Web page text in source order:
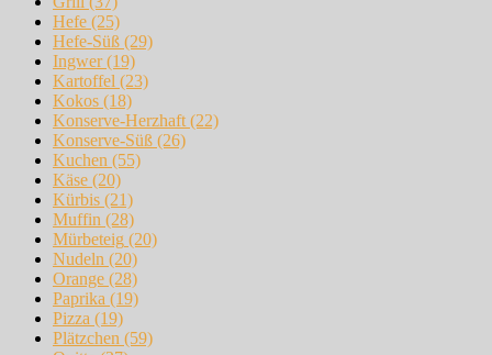
Hefe (25)
Hefe-Süß (29)
Ingwer(19)
Kartoffel (23)
Kokos (18)
Konserve-Herzhaft (22)
Konserve-Süß (26)
Kuchen (55)
Käse (20)
Kürbis (21)
Muffin (28)
Mürbeteig (20)
Nudeln (20)
Orange (28)
Paprika (19)
Pizza (19)
Plätzchen (59)